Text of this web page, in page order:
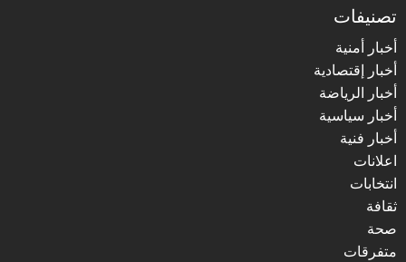
تصنيفات
أخبار أمنية
أخبار إقتصادية
أخبار الرياضة
أخبار سياسية
أخبار فنية
اعلانات
انتخابات
ثقافة
صحة
متفرقات